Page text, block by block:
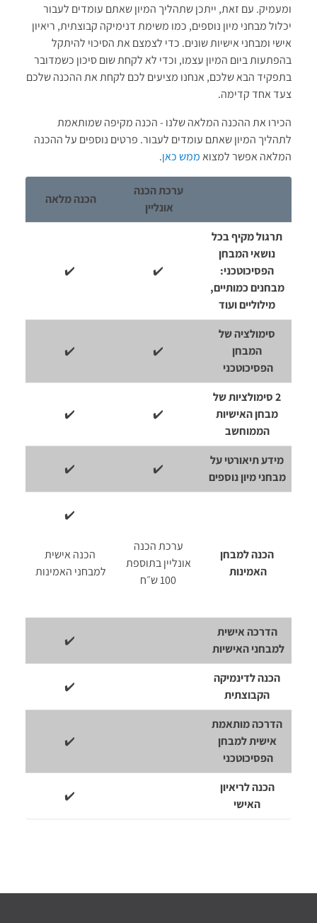
ומעמיק. עם זאת, ייתכן שתהליך המיון שאתם עומדים לעבור
יכלול מבחני מיון נוספים, כמו משימת דנימיקה קבוצתית, ריאיון
אישי ומבחני אישיות שונים. כדי לצמצם את הסיכוי להיתקל
בהפתעות ביום המיון עצמו, וכדי לא לקחת שום סיכון כשמדובר
בתפקיד הבא שלכם, אנחנו מציעים לכם לקחת את ההכנה שלכם
צעד אחד קדימה.
הכירו את ההכנה המלאה שלנו - הכנה מקיפה שמותאמת
לתהליך המיון שאתם עומדים לעבור. פרטים נוספים על ההכנה
המלאה אפשר למצואממש כאן.
ערכת הכנה
אונליין
הכנה מלאה
תרגול מקיף בכל
נושאי המבחן
הפסיכוטכני:
מבחנים כמותיים,
מילוליים ועוד
✔️
✔️
סימולציה של
המבחן
הפסיכוטכני
✔️
✔️
2 סימולציות של
מבחן האישיות
הממוחשב
✔️
✔️
מידע תיאורטי על
מבחני מיון נוספים
✔️
✔️
הכנה למבחן
האמינות
ערכת הכנה
אונליין בתוספת
100 ש״ח
✔️
הכנה אישית
למבחני האמינות
הדרכה אישית
למבחני האישיות
✔️
הכנה לדינמיקה
הקבוצתית
✔️
הדרכה מותאמת
אישית למבחן
הפסיכוטכני
✔️
הכנה לריאיון
האישי
✔️